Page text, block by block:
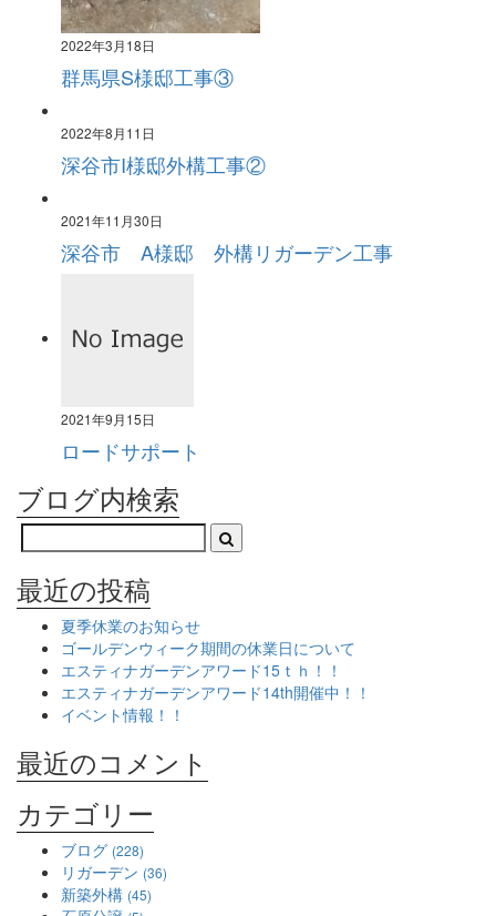
2022年3月18日
群馬県S様邸工事③
2022年8月11日
深谷市I様邸外構工事②
2021年11月30日
深谷市 A様邸 外構リガーデン工事
2021年9月15日
ロードサポート
ブログ内検索
最近の投稿
夏季休業のお知らせ
ゴールデンウィーク期間の休業日について
エスティナガーデンアワード15ｔｈ！！
エスティナガーデンアワード14th開催中！！
イベント情報！！
最近のコメント
カテゴリー
ブログ (228)
リガーデン (36)
新築外構 (45)